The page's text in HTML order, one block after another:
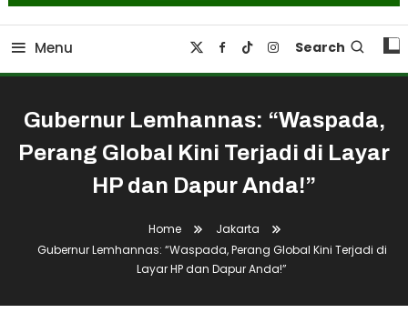
Menu Search
Gubernur Lemhannas: “Waspada,
Perang Global Kini Terjadi di Layar
HP dan Dapur Anda!”
Home
Jakarta
Gubernur Lemhannas: “Waspada, Perang Global Kini Terjadi di
Layar HP dan Dapur Anda!”